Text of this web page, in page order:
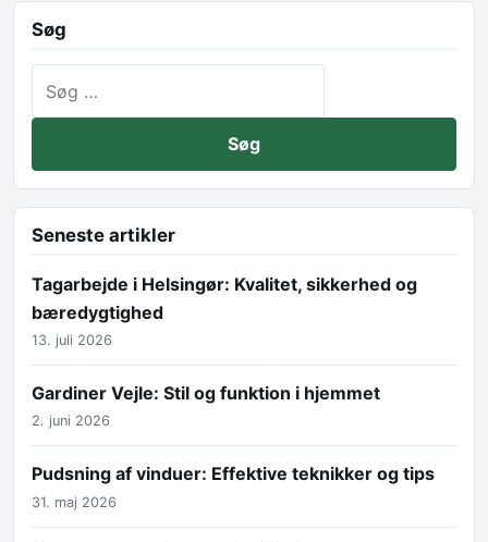
Søg
Seneste artikler
Tagarbejde i Helsingør: Kvalitet, sikkerhed og
bæredygtighed
13. juli 2026
Gardiner Vejle: Stil og funktion i hjemmet
2. juni 2026
Pudsning af vinduer: Effektive teknikker og tips
31. maj 2026